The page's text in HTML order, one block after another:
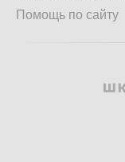
Помощь по сайту